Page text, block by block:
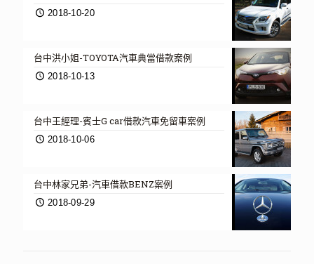
2018-10-20
台中洪小姐-TOYOTA汽車典當借款案例
2018-10-13
台中王經理-賓士G car借款汽車免留車案例
2018-10-06
台中林家兄弟-汽車借款BENZ案例
2018-09-29